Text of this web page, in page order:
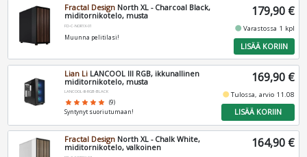
Fractal Design North XL - Charcoal Black,
miditornikotelo, musta
FD-C-NOR1X-01
Muunna pelitilasi!
179,90 €
fiber_manual_recordVarastossa 1 kpl
LISÄÄ KORIIN
Lian Li LANCOOL III RGB, ikkunallinen
miditornikotelo, musta
LANCOOL-III-RGB-BLACK
star star star star star (9)
Syntynyt suoriutumaan!
169,90 €
fiber_manual_recordTulossa, arvio 11.08
LISÄÄ KORIIN
Fractal Design North XL - Chalk White,
miditornikotelo, valkoinen
164,90 €